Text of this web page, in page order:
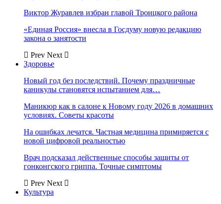
Виктор Журавлев избран главой Троицкого района
«Единая Россия» внесла в Госдуму новую редакцию
закона о занятости
Prev Next
Здоровье
Новый год без последствий. Почему праздничные
каникулы становятся испытанием для…
Маникюр как в салоне к Новому году 2026 в домашних
условиях. Советы красоты
На ошибках лечатся. Частная медицина примиряется с
новой цифровой реальностью
Врач подсказал действенные способы защиты от
гонконгского гриппа. Точные симптомы
Prev Next
Культура